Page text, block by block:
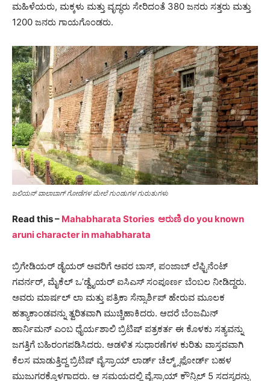
ಮಹಿಳೆಯರು, ಮಕ್ಕಳು ಮತ್ತು ವೃದ್ಧರು ಸೇರಿದಂತೆ 380 ಜನರು ಸತ್ತರು ಮತ್ತು
1200 ಜನರು ಗಾಯಗೊಂಡರು.
ಜಲಿಯನ್ ವಾಲಾಬಾಗ್ ಗೋಡೆಗಳ ಮೇಲೆ ಗುಂಡುಗಳ ಗುರುತುಗಳು
Read this – Mahabharata Stories ಆರುಣಿ do you known
aruni character in mahabharata
ಬ್ರಿಗೇಡಿಯರ್ ಡೈಯರ್ ಅವರಿಗೆ ಅವರ ಬಾಸ್, ಪಂಜಾಬ್ ಲೆಫ್ಟಿನೆಂಟ್
ಗವರ್ನರ್, ಮೈಕೆಲ್ ಒ’ಡ್ವೈಯರ್ ಐಸಿಎಸ್ ಸಂಪೂರ್ಣ ಬೆಂಬಲ ನೀಡಿದ್ದರು.
ಅವರು ಮಾರ್ಷಲ್ ಲಾ ಮತ್ತು ಪತ್ರಿಕಾ ಸೆನ್ಸಾರ್ಶಿಪ್ ಹೇರುವ ಮೂಲಕ
ಹತ್ಯಾಕಾಂಡವನ್ನು ತ್ವರಿತವಾಗಿ ಮುಚ್ಚಿಹಾಕಿದರು. ಆದರೆ ಬೆಂಜಮಿನ್
ಹಾರ್ನಿಮನ್ ಎಂಬ ಧೈರ್ಯಶಾಲಿ ಬ್ರಿಟಿಷ್ ಪತ್ರಕರ್ತ ಈ ಕೊಳಕು ಸತ್ಯವನ್ನು
ಜಗತ್ತಿಗೆ ಬಹಿರಂಗಪಡಿಸಿದರು. ಆಡಳಿತ ಸುಧಾರಣೆಗಳ ಕುರಿತು ವಾಸ್ತವವಾಗಿ
ಕೆಲಸ ಮಾಡುತ್ತಿದ್ದ ಬ್ರಿಟಿಷ್ ವೈಸ್ರಾಯ್ ಲಾರ್ಡ್ ಚೆಲ್ಮ್ಸ್‌ಫೋರ್ಡ್ ಬಹಳ
ಮುಜುಗರಕ್ಕೊಳಗಾದರು. ಆ ಸಮಯದಲ್ಲಿ ವೈಸ್ರಾಯ್ ಕೌನ್ಸಿಲ್ 5 ಸದಸ್ಯರನ್ನು